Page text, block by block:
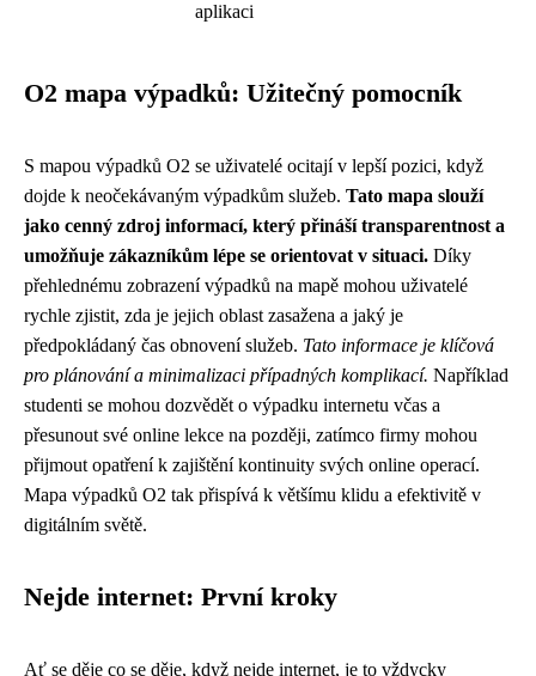
aplikaci
O2 mapa výpadků: Užitečný pomocník
S mapou výpadků O2 se uživatelé ocitají v lepší pozici, když
dojde k neočekávaným výpadkům služeb. Tato mapa slouží
jako cenný zdroj informací, který přináší transparentnost a
umožňuje zákazníkům lépe se orientovat v situaci. Díky
přehlednému zobrazení výpadků na mapě mohou uživatelé
rychle zjistit, zda je jejich oblast zasažena a jaký je
předpokládaný čas obnovení služeb. Tato informace je klíčová
pro plánování a minimalizaci případných komplikací. Například
studenti se mohou dozvědět o výpadku internetu včas a
přesunout své online lekce na později, zatímco firmy mohou
přijmout opatření k zajištění kontinuity svých online operací.
Mapa výpadků O2 tak přispívá k většímu klidu a efektivitě v
digitálním světě.
Nejde internet: První kroky
Ať se děje co se děje, když nejde internet, je to vždycky